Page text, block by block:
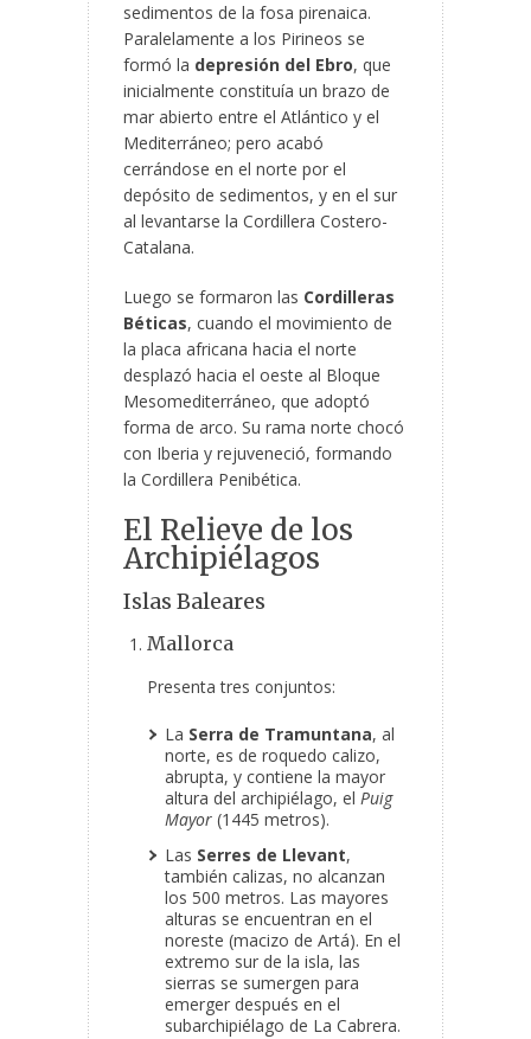
sedimentos de la fosa pirenaica.
Paralelamente a los Pirineos se
formó la depresión del Ebro, que
inicialmente constituía un brazo de
mar abierto entre el Atlántico y el
Mediterráneo; pero acabó
cerrándose en el norte por el
depósito de sedimentos, y en el sur
al levantarse la Cordillera Costero-
Catalana.
Luego se formaron las Cordilleras
Béticas, cuando el movimiento de
la placa africana hacia el norte
desplazó hacia el oeste al Bloque
Mesomediterráneo, que adoptó
forma de arco. Su rama norte chocó
con Iberia y rejuveneció, formando
la Cordillera Penibética.
El Relieve de los
Archipiélagos
Islas Baleares
Mallorca
Presenta tres conjuntos:
La Serra de Tramuntana, al
norte, es de roquedo calizo,
abrupta, y contiene la mayor
altura del archipiélago, el Puig
Mayor (1445 metros).
Las Serres de Llevant,
también calizas, no alcanzan
los 500 metros. Las mayores
alturas se encuentran en el
noreste (macizo de Artá). En el
extremo sur de la isla, las
sierras se sumergen para
emerger después en el
subarchipiélago de La Cabrera.